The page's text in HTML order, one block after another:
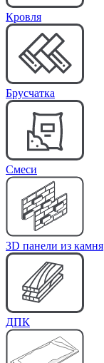
Кровля
Брусчатка
Cмеси
3D панели из камня
ДПК